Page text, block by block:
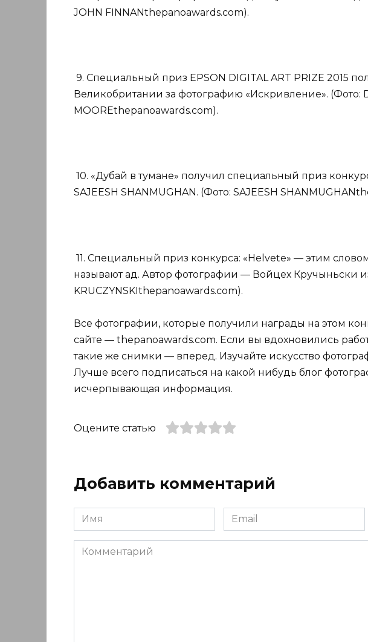
JOHN FINNANthepanoawards.com).
9. Специальный приз EPSON DIGITAL ART PRIZE 2015
Великобритании за фотографию «Искривление». (Фото:
MOOREthepanoawards.com).
10. «Дубай в тумане» получил специальный приз
SAJEESH SHANMUGHAN. (Фото: SAJEESH
11. Специальный приз конкурса: «Helvete» — этим
называют ад. Автор фотографии — Войцех Кручыньски
KRUCZYNSKIthepanoawards.com).
Все фотографии, которые получили награды на этом
сайте — thepanoawards.com. Если вы вдохновились
такие же снимки — вперед. Изучайте искусство
Лучше всего подписаться на какой нибудь блог
исчерпывающая информация.
Оцените статью
Добавить комментарий
Имя
*
Email
*
Комментарий